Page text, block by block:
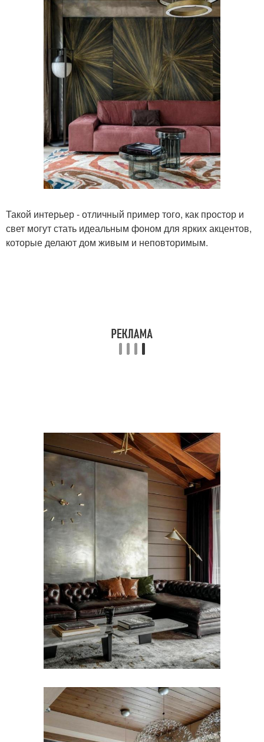
Такой интерьер - отличный пример того, как простор и
свет могут стать идеальным фоном для ярких акцентов,
которые делают дом живым и неповторимым.